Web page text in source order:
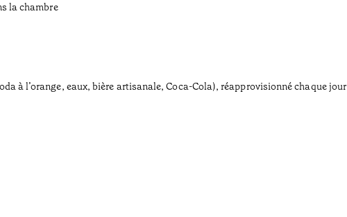
la chambre
à l’orange, eaux, bière artisanale, Coca-Cola), réapprovisionné chaque jour